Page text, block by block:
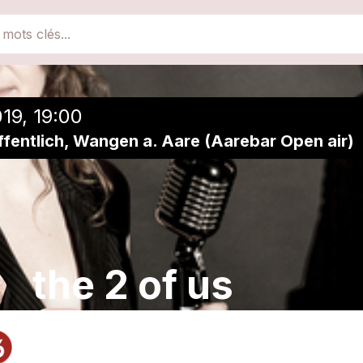
19:00
Wangen a. Aare (Aarebar Open air)
the 2 of us
Ajouter à une playlist